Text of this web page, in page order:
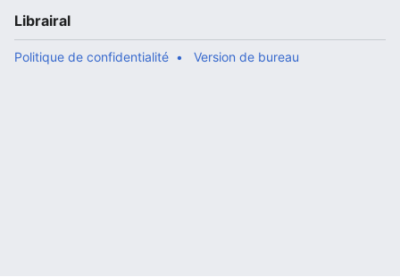
Librairal
Politique de confidentialité Version de bureau